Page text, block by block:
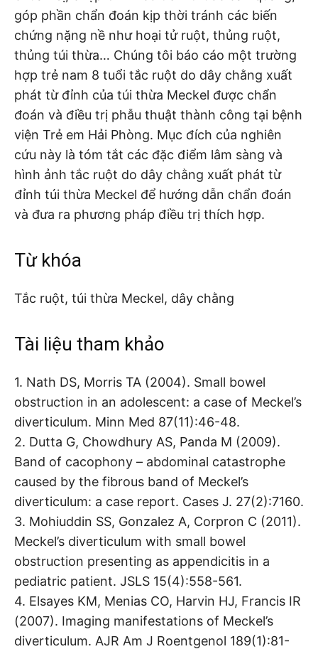
góp phần chẩn đoán kịp thời tránh các biến
chứng nặng nề như hoại tử ruột, thủng ruột,
thủng túi thừa… Chúng tôi báo cáo một trường
hợp trẻ nam 8 tuổi tắc ruột do dây chằng xuất
phát từ đỉnh của túi thừa Meckel được chẩn
đoán và điều trị phẫu thuật thành công tại bệnh
viện Trẻ em Hải Phòng. Mục đích của nghiên
cứu này là tóm tắt các đặc điểm lâm sàng và
hình ảnh tắc ruột do dây chằng xuất phát từ
đỉnh túi thừa Meckel để hướng dẫn chẩn đoán
và đưa ra phương pháp điều trị thích hợp.
Từ khóa
Tắc ruột, túi thừa Meckel, dây chằng
Tài liệu tham khảo
1. Nath DS, Morris TA (2004). Small bowel
obstruction in an adolescent: a case of Meckel’s
diverticulum. Minn Med 87(11):46-48.
2. Dutta G, Chowdhury AS, Panda M (2009).
Band of cacophony – abdominal catastrophe
caused by the fibrous band of Meckel’s
diverticulum: a case report. Cases J. 27(2):7160.
3. Mohiuddin SS, Gonzalez A, Corpron C (2011).
Meckel’s diverticulum with small bowel
obstruction presenting as appendicitis in a
pediatric patient. JSLS 15(4):558-561.
4. Elsayes KM, Menias CO, Harvin HJ, Francis IR
(2007). Imaging manifestations of Meckel’s
diverticulum. AJR Am J Roentgenol 189(1):81-